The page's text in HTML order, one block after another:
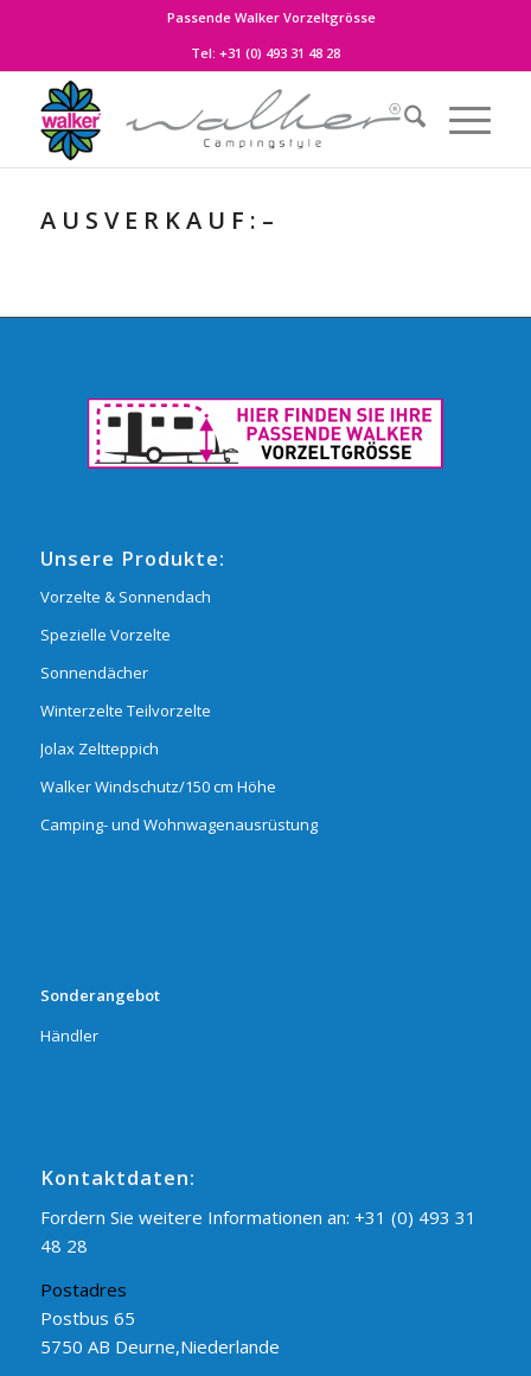
Passende Walker Vorzeltgrösse
Tel: +31 (0) 493 31 48 28
A U S V E R K A U F : –
Unsere Produkte:
Vorzelte & Sonnendach
Spezielle Vorzelte
Sonnendächer
Winterzelte Teilvorzelte
Jolax Zeltteppich
Walker Windschutz/150 cm Höhe
Camping- und Wohnwagenausrüstung
Sonderangebot
Händler
Kontaktdaten:
Fordern Sie weitere Informationen an: +31 (0) 493 31
48 28
Postadres
Postbus 65
5750 AB Deurne,Niederlande